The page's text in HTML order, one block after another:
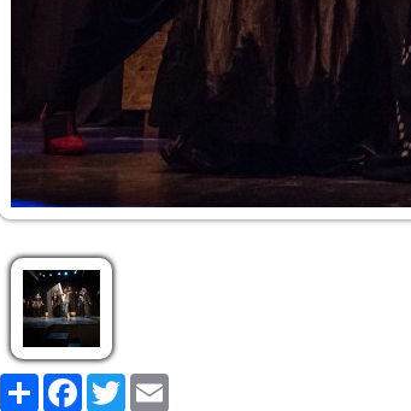
Share FacebookTwitter